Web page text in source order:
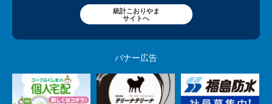
統計こおりやま
サイトへ
バナー広告